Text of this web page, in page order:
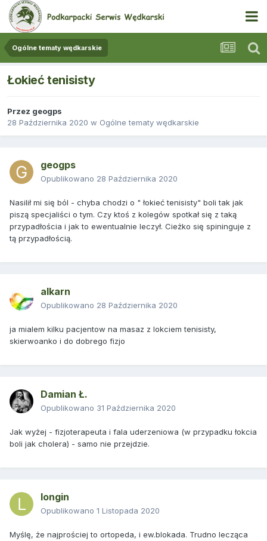
Ogólne tematy wędkarskie
Łokieć tenisisty
Przez geogps
28 Października 2020 w Ogólne tematy wędkarskie
geogps
Opublikowano 28 Października 2020
Nasilił mi się ból - chyba chodzi o " łokieć tenisisty" boli tak jak
piszą specjaliści o tym. Czy ktoś z kolegów spotkał się z taką
przypadłościa i jak to ewentualnie leczył. Cieżko się spininguje z
tą przypadłością.
alkarn
Opublikowano 28 Października 2020
ja mialem kilku pacjentow na masaz z lokciem tenisisty,
skierwoanko i do dobrego fizjo
Damian Ł.
Opublikowano 31 Października 2020
Jak wyżej - fizjoterapeuta i fala uderzeniowa (w przypadku łokcia
boli jak cholera) - samo nie przejdzie.
longin
Opublikowano 1 Listopada 2020
Myślę, że najprościej to ortopeda, i ew.blokada. Trudno lecząca